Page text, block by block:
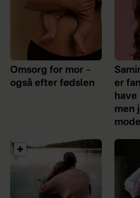
Omsorg for mor –
også efter fødslen
er
have
men